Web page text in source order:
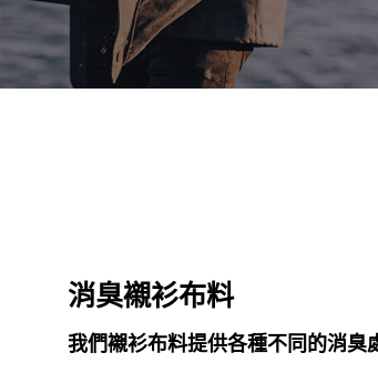
消臭襯衫布料
我們襯衫布料提供各種不同的消臭